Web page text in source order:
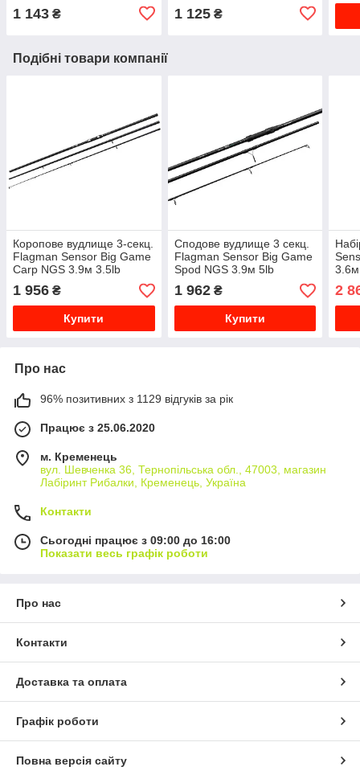
1 143 ₴ 1 125₴
Подібні товари компанії
Коропове вудлище 3-секц.
Flagman Sensor Big Game
Carp NGS 3.9м 3.5lb
1 956 ₴
Купити
Сподове вудлище 3 секц.
Flagman Sensor Big Game
Spod NGS 3.9м 5lb
1 962₴
Купити
3.6м
2
Про нас
96% позитивних з 1129 відгуків за рік
Працює з 25.06.2020
м. Кременець
вул. Шевченка 36, Тернопільська обл., 47003, магазин
Лабіринт Рибалки, Кременець, Україна
Контакти
Сьогодні працює з 09:00 до 16:00
Показати весь графік роботи
Про нас
Контакти
Доставка та оплата
Графік роботи
Повна версія сайту